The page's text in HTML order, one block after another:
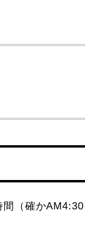
間（確かAM4:30